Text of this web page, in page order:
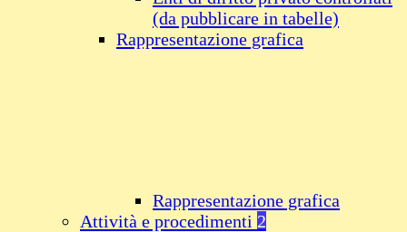
(da pubblicare in tabelle)
Rappresentazione grafica
Rappresentazione grafica
Attività e procedimenti 2